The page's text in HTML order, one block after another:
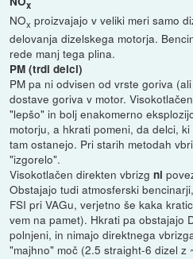
x
NOx proizvajajo v veliki meri samo
delovanja dizelskega motorja.
rede manj tega plina.
PM (trdi delci)
PM pa ni odvisen od vrste goriva
dostave goriva v motor.
"lepšo" in bolj enakomerno
motorju, a hkrati pomeni, da delci,
tam ostanejo. Pri starih metodah
"izgorelo".
Visokotlačen direkten vbrizgni
Obstajajo tudi atmosferski
FSI pri VAGu, verjetno še kaka
vem na pamet). Hkrati pa obstajajo
polnjeni, in nimajo direktnega
"majhno" moč (2.5 straight-6 dizel z